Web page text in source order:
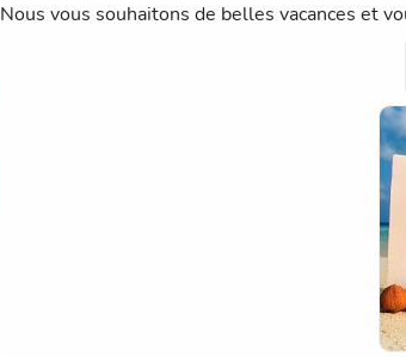
Nous vous souhaitons de belles vacances et